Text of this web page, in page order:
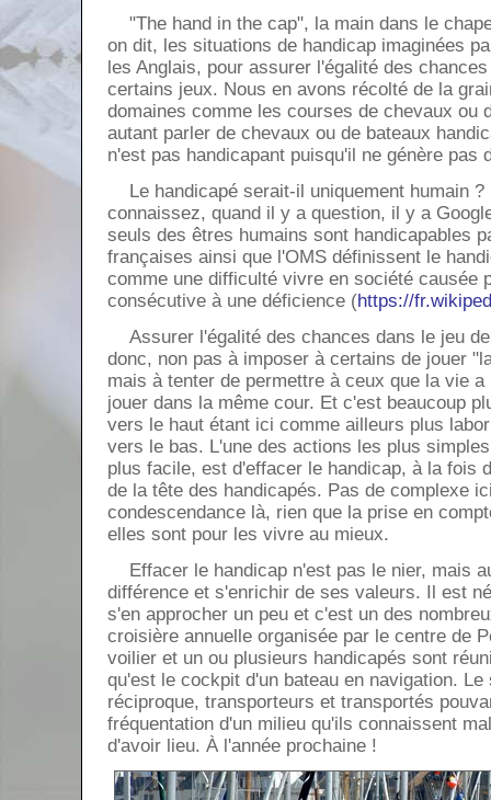
"The hand in the cap", la main dans le
on dit, les situations de handicap imaginées
les Anglais, pour assurer l'égalité des
certains jeux. Nous en avons récolté de la
domaines comme les courses de chevaux ou
autant parler de chevaux ou de bateaux
n'est pas handicapant puisqu'il ne génère pas
Le handicapé serait-il uniquement humain ?
connaissez, quand il y a question, il y a
seuls des êtres humains sont handicapables
françaises ainsi que l'OMS définissent le
comme une difficulté vivre en société causée
consécutive à une déficience (https://
Assurer l'égalité des chances dans le jeu
donc, non pas à imposer à certains de jouer
mais à tenter de permettre à ceux que la vie
jouer dans la même cour. Et c'est beaucoup
vers le haut étant ici comme ailleurs plus
vers le bas. L'une des actions les plus
plus facile, est d'effacer le handicap, à la fois
de la tête des handicapés. Pas de complexe
condescendance là, rien que la prise en
elles sont pour les vivre au mieux.
Effacer le handicap n'est pas le nier, mais
différence et s'enrichir de ses valeurs. Il est
s'en approcher un peu et c'est un des
croisière annuelle organisée par le centre de
voilier et un ou plusieurs handicapés sont
qu'est le cockpit d'un bateau en navigation.
réciproque, transporteurs et transportés
fréquentation d'un milieu qu'ils connaissent
d'avoir lieu. À l'année prochaine !